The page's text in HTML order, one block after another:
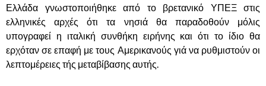
Ελλάδα γνωστοποιήθηκε από το βρετανικό ΥΠΕΞ στις
ελληνικές αρχές ότι τα νησιά θα παραδοθούν μόλις
υπογραφεί η ιταλική συνθήκη ειρήνης και ότι το ίδιο θα
ερχόταν σε επαφή με τους Αμερικανούς γιά να ρυθμιστούν οι
λεπτομέρειες τής μεταβίβασης αυτής.